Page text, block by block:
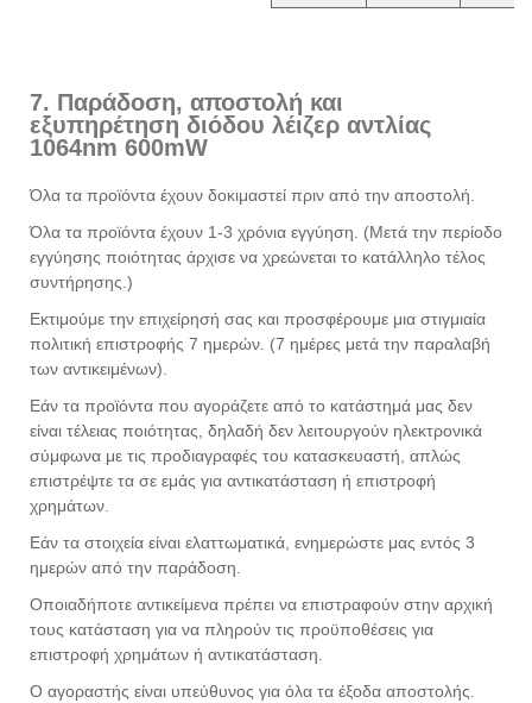
7. Παράδοση, αποστολή και
εξυπηρέτηση διόδου λέιζερ αντλίας
1064nm 600mW
Όλα τα προϊόντα έχουν δοκιμαστεί πριν από την αποστολή.
Όλα τα προϊόντα έχουν 1-3 χρόνια εγγύηση. (Μετά την περίοδο
εγγύησης ποιότητας άρχισε να χρεώνεται το κατάλληλο τέλος
συντήρησης.)
Εκτιμούμε την επιχείρησή σας και προσφέρουμε μια στιγμιαία
πολιτική επιστροφής 7 ημερών. (7 ημέρες μετά την παραλαβή
των αντικειμένων).
Εάν τα προϊόντα που αγοράζετε από το κατάστημά μας δεν
είναι τέλειας ποιότητας, δηλαδή δεν λειτουργούν ηλεκτρονικά
σύμφωνα με τις προδιαγραφές του κατασκευαστή, απλώς
επιστρέψτε τα σε εμάς για αντικατάσταση ή επιστροφή
χρημάτων.
Εάν τα στοιχεία είναι ελαττωματικά, ενημερώστε μας εντός 3
ημερών από την παράδοση.
Οποιαδήποτε αντικείμενα πρέπει να επιστραφούν στην αρχική
τους κατάσταση για να πληρούν τις προϋποθέσεις για
επιστροφή χρημάτων ή αντικατάσταση.
Ο αγοραστής είναι υπεύθυνος για όλα τα έξοδα αποστολής.